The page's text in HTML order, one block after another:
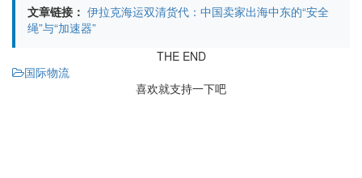
文章链接： 伊拉克海运双清货代：中国卖家出海中东的“安全
绳”与“加速器”
THE END
国际物流
喜欢就支持一下吧